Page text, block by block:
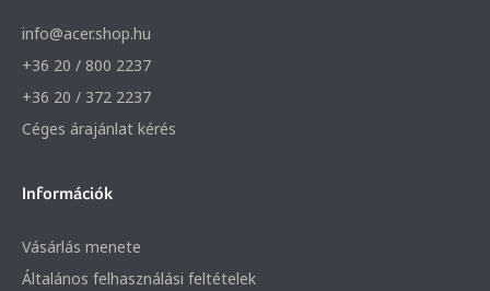
info@acer.shop.hu
+36 20 / 800 2237
+36 20 / 372 2237
Céges árajánlat kérés
Információk
Vásárlás menete
Általános felhasználási feltételek